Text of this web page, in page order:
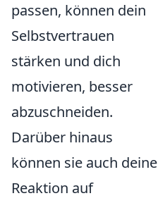
passen, können dein
Selbstvertrauen
stärken und dich
motivieren, besser
abzuschneiden.
Darüber hinaus
können sie auch deine
Reaktion auf